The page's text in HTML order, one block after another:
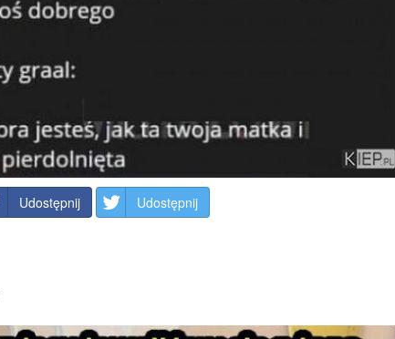
Udostępnij
Udostępnij